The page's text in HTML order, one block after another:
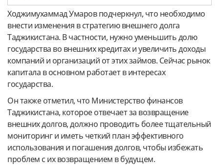
Ходжимухаммад Умаров подчеркнул, что необходимо
внести изменения в стратегию внешнего долга
Таджикистана. В частности, нужно уменьшить долю
государства во внешних кредитах и увеличить доходы
компаний и организаций от этих займов. Сейчас рынок
капитала в основном работает в интересах
государства.
Он также отметил, что Министерство финансов
Таджикистана, которое отвечает за возвращение
внешних долгов, должно проводить более тщательный
мониторинг и иметь четкий план эффективного
использования и погашения долгов, чтобы избежать
проблем с их возвращением в будущем.